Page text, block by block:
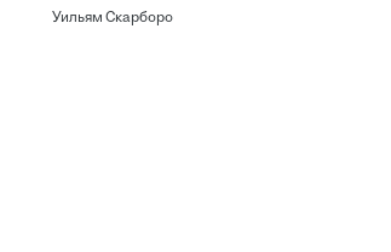
Уильям Скарборо